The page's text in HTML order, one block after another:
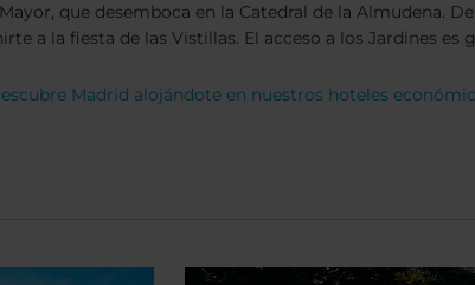
que desemboca en la Catedral de la Almudena.
a la fiesta de las Vistillas. El acceso a los Jardines es
Madrid alojándote en nuestros hoteles